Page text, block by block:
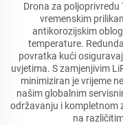
Drona za poljoprivredu
vremenskim
antikorozijskim
temperature.
povratka kući
uvjetima. S zamjenjivim
minimiziran je vrijeme
našim globalnim
održavanju i kompletnom
na